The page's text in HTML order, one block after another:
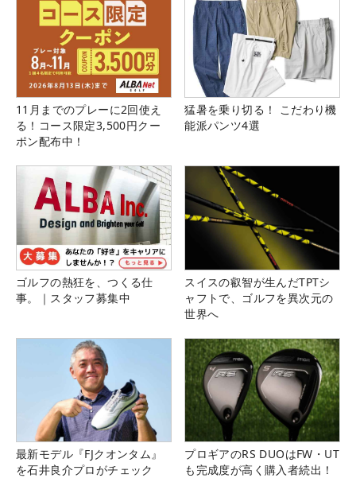
11月までのプレーに2回使え
る！コース限定3,500円クー
ポン配布中！
猛暑を乗り切る！ こだわり機
能派パンツ4選
ゴルフの熱狂を、つくる仕
事。｜スタッフ募集中
スイスの叡智が生んだTPTシ
ャフトで、ゴルフを異次元の
世界へ
最新モデル『FJクオンタム』
を石井良介プロがチェック
プロギアのRS DUOはFW・UT
も完成度が高く購入者続出！